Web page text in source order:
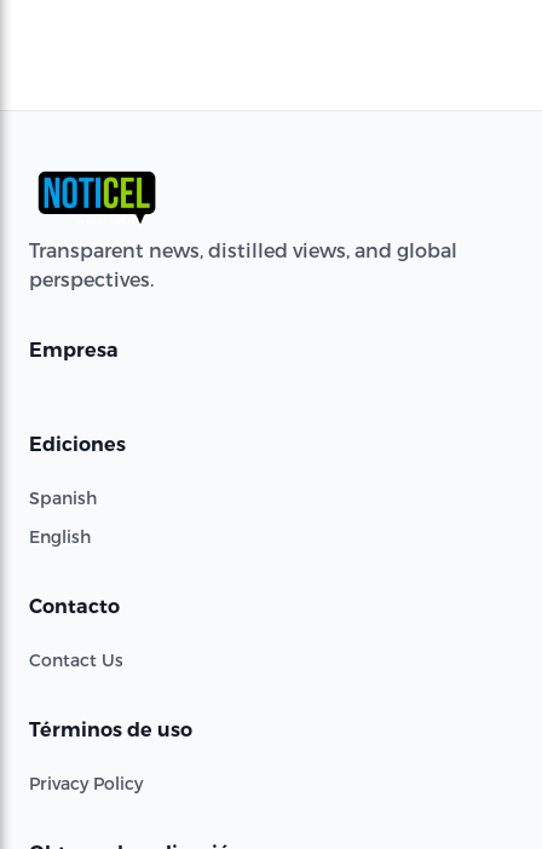
Transparent news, distilled views, and global
perspectives.
Empresa
Ediciones
Spanish
English
Contacto
Contact Us
Términos de uso
Privacy Policy